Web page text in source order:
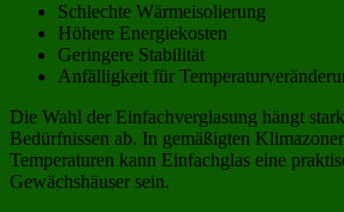
Schlechte Wärmeisolierung
Höhere Energiekosten
Geringere Stabilität
Anfälligkeit für
Die Wahl der Einfachverglasung hängt
Bedürfnissen ab. In gemäßigten
Temperaturen kann Einfachglas eine
Gewächshäuser sein.